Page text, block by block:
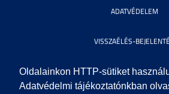
Oldalainkon HTTP-sütiket
Adatvédelmi tájékoztatónkban
ADATVÉDELEM
VISSZAÉLÉS-
KÖZÉRDEKŰ ADATOK